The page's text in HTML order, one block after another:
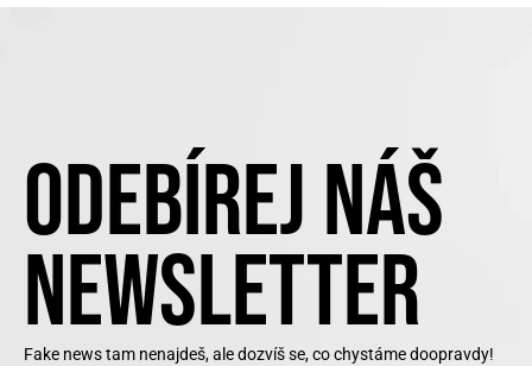
ODEBÍREJ NÁŠ
NEWSLETTER
Fake news tam nenajdeš, ale dozvíš se, co chystáme doopravdy!